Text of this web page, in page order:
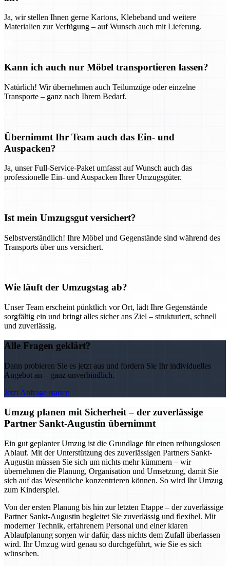
Ja, wir stellen Ihnen gerne Kartons, Klebeband und weitere
Materialien zur Verfügung – auf Wunsch auch mit Lieferung.
Kann ich auch nur Möbel transportieren lassen?
Natürlich! Wir übernehmen auch Teilumzüge oder einzelne
Transporte – ganz nach Ihrem Bedarf.
Übernimmt Ihr Team auch das Ein- und
Auspacken?
Ja, unser Full-Service-Paket umfasst auf Wunsch auch das
professionelle Ein- und Auspacken Ihrer Umzugsgüter.
Ist mein Umzugsgut versichert?
Selbstverständlich! Ihre Möbel und Gegenstände sind während des
Transports über uns versichert.
Wie läuft der Umzugstag ab?
Unser Team erscheint pünktlich vor Ort, lädt Ihre Gegenstände
sorgfältig ein und bringt alles sicher ans Ziel – strukturiert, schnell
und zuverlässig.
Alle Fragen geklärt?
Dann probieren Sie es jetzt aus und fordern Sie Ihr individuelles
Angebot an – ganz unverbindlich.
Jetzt Anfrage starten
Umzug planen mit Sicherheit – der zuverlässige
Partner Sankt-Augustin übernimmt
Ein gut geplanter Umzug ist die Grundlage für einen reibungslosen
Ablauf. Mit der Unterstützung des zuverlässigen Partners Sankt-
Augustin müssen Sie sich um nichts mehr kümmern – wir
übernehmen die Planung, Organisation und Umsetzung, damit Sie
sich auf das Wesentliche konzentrieren können. So wird Ihr Umzug
zum Kinderspiel.
Von der ersten Planung bis hin zur letzten Etappe – der zuverlässige
Partner Sankt-Augustin begleitet Sie zuverlässig und flexibel. Mit
moderner Technik, erfahrenem Personal und einer klaren
Ablaufplanung sorgen wir dafür, dass nichts dem Zufall überlassen
wird. Ihr Umzug wird genau so durchgeführt, wie Sie es sich
wünschen.